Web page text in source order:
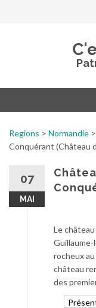
contenu
Regions > Normandie >
Conquérant (Château
07
MAI
Le
rocheux au
château
des